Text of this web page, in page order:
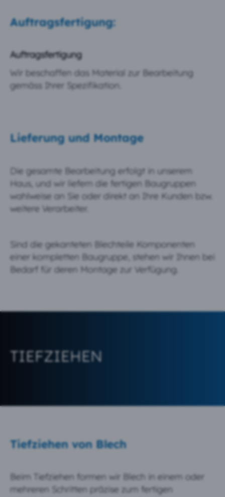
Auftragsfertigung:
Auftragsfertigung
Wir beschaffen das Material zur Bearbeitung
gemäss Ihrer Spezifikation.
Lieferung und Montage
Die gesamte Bearbeitung erfolgt in unserem
Haus, und wir liefern die fertigen Baugruppen
wahlweise an Sie oder direkt an Ihre Kunden bzw.
weitere Verarbeiter.
Sind die gekanteten Blechteile Komponenten
einer kompletten Baugruppe, stehen wir Ihnen bei
Bedarf für deren Montage zur Verfügung.
TIEFZIEHEN
Tiefziehen von Blech
Beim Tiefziehen formen wir Blech in einem oder
mehreren Schritten präzise zum fertigen